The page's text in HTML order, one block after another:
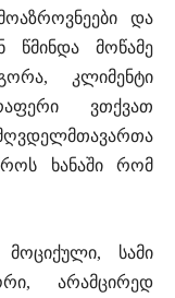
და
წმინდა მოწამე
კლიმენტი
ვთქვათ
ხანაში რომ
სამი
არამცირედ